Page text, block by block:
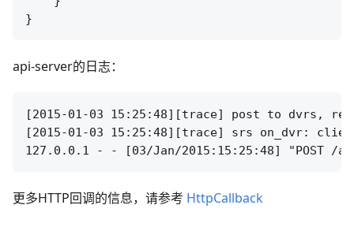
api-server的日志：
[2015-01-03 15:25:48][trace] post to dvrs,
[2015-01-03 15:25:48][trace] srs on_dvr:
更多HTTP回调的信息，请参考 HttpCallback